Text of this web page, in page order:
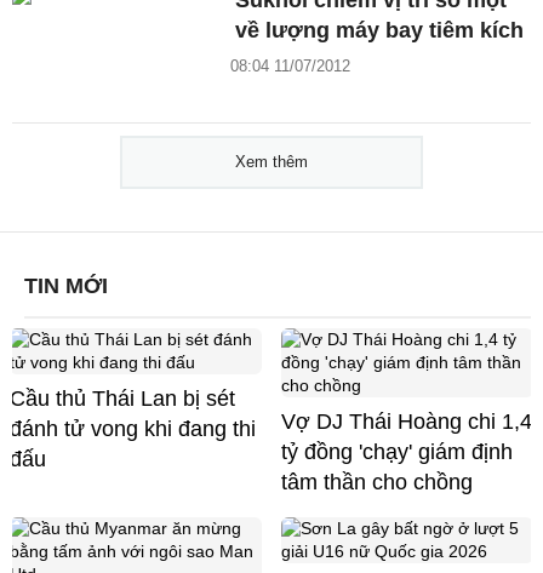
về lượng máy bay tiêm kích
08:04 11/07/2012
Xem thêm
TIN MỚI
Cầu thủ Thái Lan bị sét
đánh tử vong khi đang thi
đấu
Vợ DJ Thái Hoàng chi 1,4
tỷ đồng 'chạy' giám định
tâm thần cho chồng